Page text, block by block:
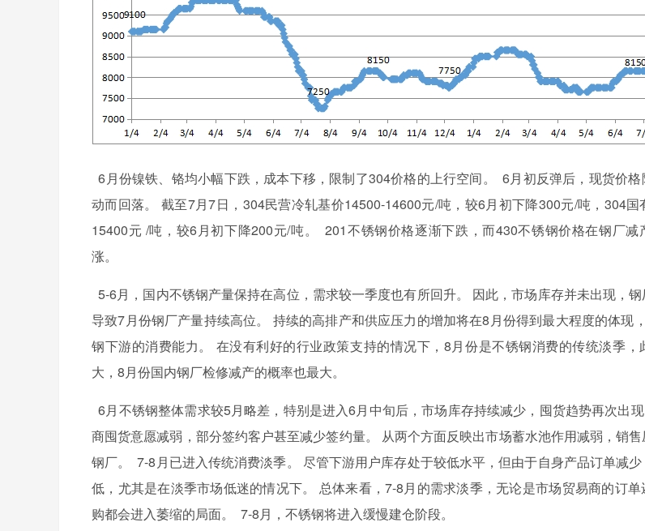
6月份镍铁、铬均小幅下跌，成本下移，限制了304价格的上行空间。 6月初反弹后，现货价
动而回落。 截至7月7日，304民营冷轧基价14500-14600元/吨，较6月初下降300元/吨，304国
15400元 /吨，较6月初下降200元/吨。 201不锈钢价格逐渐下跌，而430不锈钢价格在钢厂减
涨。
5-6月，国内不锈钢产量保持在高位，需求较一季度也有所回升。 因此，市场库存并未出现，钢
导致7月份钢厂产量持续高位。 持续的高排产和供应压力的增加将在8月份得到最大程度的体现
钢下游的消费能力。 在没有利好的行业政策支持的情况下，8月份是不锈钢消费的传统淡季，
大，8月份国内钢厂检修减产的概率也最大。
6月不锈钢整体需求较5月略差，特别是进入6月中旬后，市场库存持续减少，囤货趋势再次出
商囤货意愿减弱，部分签约客户甚至减少签约量。 从两个方面反映出市场蓄水池作用减弱，销
钢厂。 7-8月已进入传统消费淡季。 尽管下游用户库存处于较低水平，但由于自身产品订单减
低，尤其是在淡季市场低迷的情况下。 总体来看，7-8月的需求淡季，无论是市场贸易商的订
购都会进入萎缩的局面。 7-8月，不锈钢将进入缓慢建仓阶段。